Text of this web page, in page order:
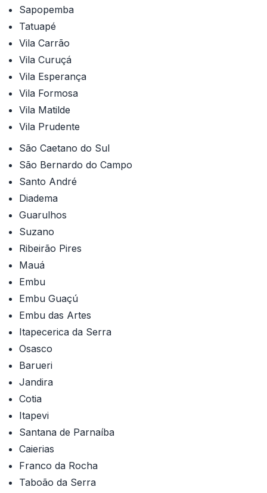
Sapopemba
Tatuapé
Vila Carrão
Vila Curuçá
Vila Esperança
Vila Formosa
Vila Matilde
Vila Prudente
São Caetano do Sul
São Bernardo do Campo
Santo André
Diadema
Guarulhos
Suzano
Ribeirão Pires
Mauá
Embu
Embu Guaçú
Embu das Artes
Itapecerica da Serra
Osasco
Barueri
Jandira
Cotia
Itapevi
Santana de Parnaíba
Caierias
Franco da Rocha
Taboão da Serra